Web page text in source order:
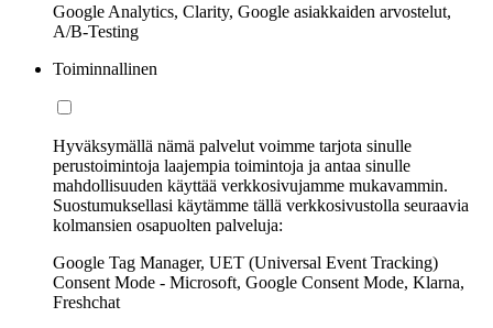
Google Analytics, Clarity, Google asiakkaiden arvostelut,
A/B-Testing
Toiminnallinen
Hyväksymällä nämä palvelut voimme tarjota sinulle
perustoimintoja laajempia toimintoja ja antaa sinulle
mahdollisuuden käyttää verkkosivujamme mukavammin.
Suostumuksellasi käytämme tällä verkkosivustolla seuraavia
kolmansien osapuolten palveluja:
Google Tag Manager, UET (Universal Event Tracking)
Consent Mode - Microsoft, Google Consent Mode, Klarna,
Freshchat